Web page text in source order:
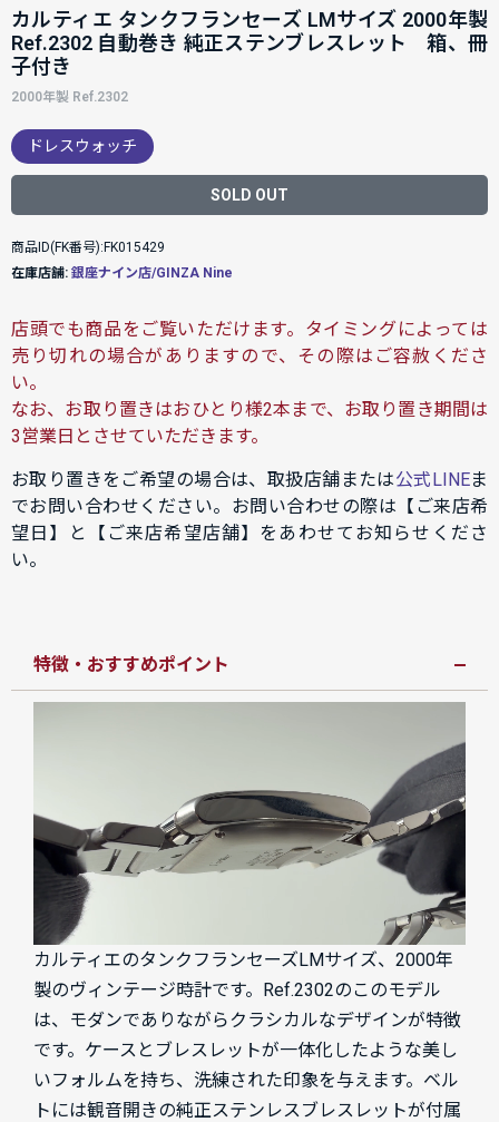
カルティエ タンクフランセーズ LMサイズ 2000年製
Ref.2302 自動巻き 純正ステンブレスレット 箱、冊
子付き
2000年製 Ref.2302
ドレスウォッチ
SOLD OUT
商品ID(FK番号):FK015429
在庫店舗: 銀座ナイン店/GINZA Nine
店頭でも商品をご覧いただけます。タイミングによっては
売り切れの場合がありますので、その際はご容赦くださ
い。
なお、お取り置きはおひとり様2本まで、お取り置き期間は
3営業日とさせていただきます。
お取り置きをご希望の場合は、取扱店舗または公式LINEま
でお問い合わせください。お問い合わせの際は【ご来店希
望日】と【ご来店希望店舗】をあわせてお知らせくださ
い。
特徴・おすすめポイント
カルティエのタンクフランセーズLMサイズ、2000年
製のヴィンテージ時計です。Ref.2302のこのモデル
は、モダンでありながらクラシカルなデザインが特徴
です。ケースとブレスレットが一体化したような美し
いフォルムを持ち、洗練された印象を与えます。ベル
トには観音開きの純正ステンレスブレスレットが付属